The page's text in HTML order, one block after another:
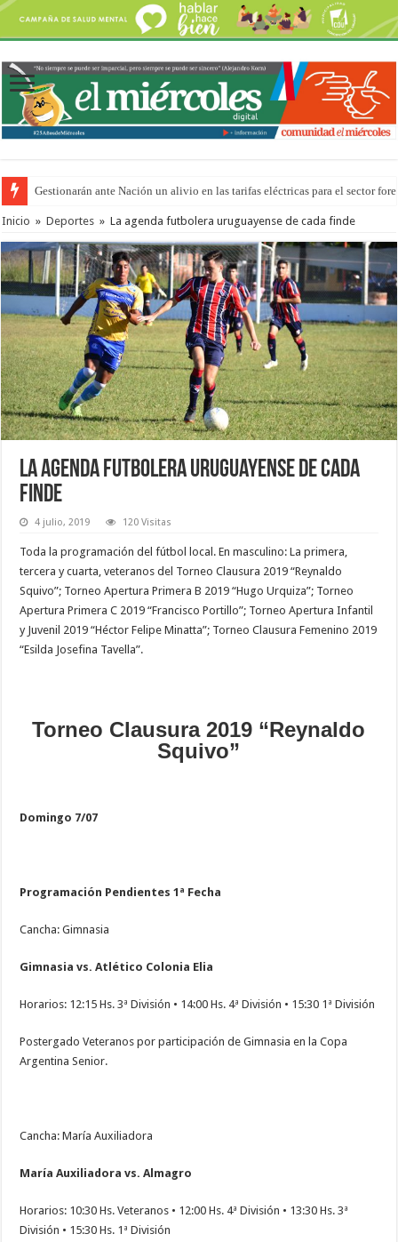
Gestionarán ante Nación un alivio en las tarifas eléctricas para el sector
Inicio » Deportes » La agenda futbolera uruguayense de cada finde
La agenda futbolera uruguayense de cada
finde
4 julio, 2019 120 Visitas
Toda la programación del fútbol local. En masculino: La primera,
tercera y cuarta, veteranos del Torneo Clausura 2019 “Reynaldo
Squivo”; Torneo Apertura Primera B 2019 “Hugo Urquiza”; Torneo
Apertura Primera C 2019 “Francisco Portillo”; Torneo Apertura Infantil
y Juvenil 2019 “Héctor Felipe Minatta”; Torneo Clausura Femenino 2019
“Esilda Josefina Tavella”.
Torneo Clausura 2019 “Reynaldo
Squivo”
Domingo 7/07
Programación Pendientes 1ª Fecha
Cancha: Gimnasia
Gimnasia vs. Atlético Colonia Elia
Horarios: 12:15 Hs. 3ª División • 14:00 Hs. 4ª División • 15:30 1ª División
Postergado Veteranos por participación de Gimnasia en la Copa
Argentina Senior.
Cancha: María Auxiliadora
María Auxiliadora vs. Almagro
Horarios: 10:30 Hs. Veteranos • 12:00 Hs. 4ª División • 13:30 Hs. 3ª
División • 15:30 Hs. 1ª División